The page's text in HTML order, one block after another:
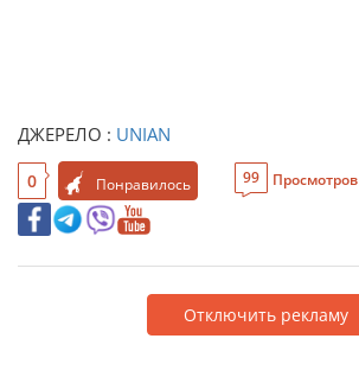
ДЖЕРЕЛО : UNIAN
0 Понравилось 99 Просмотров
Отключить рекламу